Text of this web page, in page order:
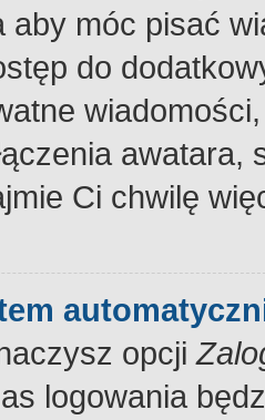
aby móc pisać
do
Ci chwilę
opcji
logowania